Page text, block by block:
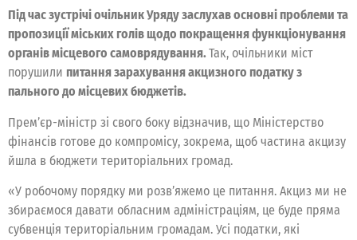
Під час зустрічі очільник Уряду заслухав основні проблеми та
пропозиції міських голів щодо покращення функціонування
органів місцевого самоврядування.Так, очільники міст
порушили питання зарахування акцизного податку з
пального до місцевих бюджетів.
Прем’єр-міністр зі свого боку відзначив, що Міністерство
фінансів готове до компромісу, зокрема, щоб частина акцизу
йшла в бюджети територіальних громад.
«У робочому порядку ми розв’яжемо це питання. Акциз ми не
збираємося давати обласним адміністраціям, це буде пряма
субвенція територіальним громадам. Усі податки, які